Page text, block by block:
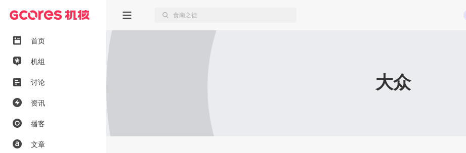
首页
机组
讨论
资讯
播客
文章
大众